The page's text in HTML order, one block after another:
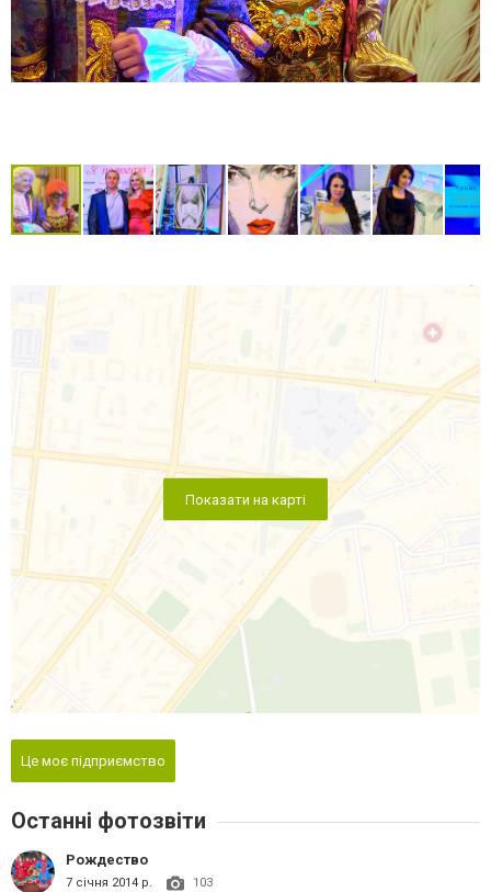
Показати на карті
Це моє підприємство
Останні фотозвіти
Рождество
7 січня 2014 р. 103